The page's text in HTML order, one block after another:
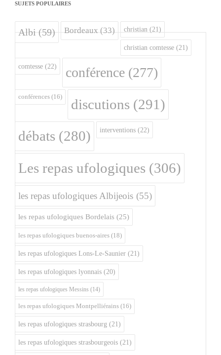
SUJETS POPULAIRES
Albi(59) Bordeaux(33) christian (21)
christian comtesse (21)
comtesse (22) conférence (277)
conférences (16) discutions (291)
débats (280) interventions (22)
Les repas ufologiques (306)
les repas ufologiques Albijeois (55)
les repas ufologiques Bordelais (25)
les repas ufologiques buenos-aires (18)
les repas ufologiques Lons-Le-Saunier (21)
les repas ufologiques lyonnais (20)
les repas ufologiques Messins (14)
les repas ufologiques Montpelliérains (16)
les repas ufologiques strasbourg (21)
les repas ufologiques strasbourgeois (21)